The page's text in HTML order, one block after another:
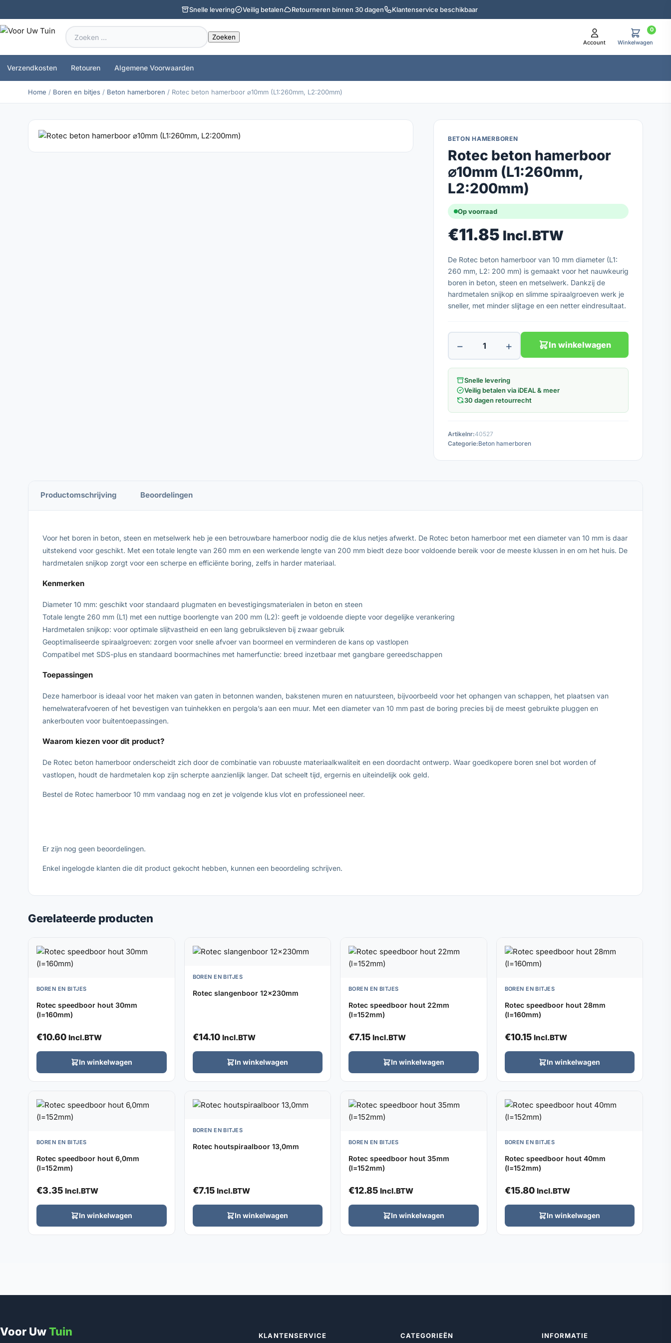
Snelle levering Veilig betalen Retourneren binnen 30 dagen Klantenservice beschikbaar
Zoeken
naar:
Account
0
Winkelwagen
Verzendkosten Retouren Algemene Voorwaarden
Home / Boren en bitjes / Beton hamerboren / Rotec beton hamerboor ⌀10mm (L1:260mm, L2:200mm)
BETON HAMERBOREN
Rotec beton hamerboor
⌀10mm (L1:260mm,
L2:200mm)
Op voorraad
€11.85 Incl.BTW
De Rotec beton hamerboor van 10 mm diameter (L1:
260 mm, L2: 200 mm) is gemaakt voor het nauwkeurig
boren in beton, steen en metselwerk. Dankzij de
hardmetalen snijkop en slimme spiraalgroeven werk je
sneller, met minder slijtage en een netter eindresultaat.
− + In winkelwagen
Snelle levering
Veilig betalen via iDEAL & meer
30 dagen retourrecht
Artikelnr:40527
Categorie:Beton hamerboren
Productomschrijving Beoordelingen
Voor het boren in beton, steen en metselwerk heb je een betrouwbare hamerboor nodig die de klus netjes afwerkt. De Rotec beton hamerboor met een diameter van 10 mm is daar
uitstekend voor geschikt. Met een totale lengte van 260 mm en een werkende lengte van 200 mm biedt deze boor voldoende bereik voor de meeste klussen in en om het huis. De
hardmetalen snijkop zorgt voor een scherpe en efficiënte boring, zelfs in harder materiaal.
Kenmerken
Diameter 10 mm: geschikt voor standaard plugmaten en bevestigingsmaterialen in beton en steen
Totale lengte 260 mm (L1) met een nuttige boorlengte van 200 mm (L2): geeft je voldoende diepte voor degelijke verankering
Hardmetalen snijkop: voor optimale slijtvastheid en een lang gebruiksleven bij zwaar gebruik
Geoptimaliseerde spiraalgroeven: zorgen voor snelle afvoer van boormeel en verminderen de kans op vastlopen
Compatibel met SDS-plus en standaard boormachines met hamerfunctie: breed inzetbaar met gangbare gereedschappen
Toepassingen
Deze hamerboor is ideaal voor het maken van gaten in betonnen wanden, bakstenen muren en natuursteen, bijvoorbeeld voor het ophangen van schappen, het plaatsen van
hemelwaterafvoeren of het bevestigen van tuinhekken en pergola’s aan een muur. Met een diameter van 10 mm past de boring precies bij de meest gebruikte pluggen en
ankerbouten voor buitentoepassingen.
Waarom kiezen voor dit product?
De Rotec beton hamerboor onderscheidt zich door de combinatie van robuuste materiaalkwaliteit en een doordacht ontwerp. Waar goedkopere boren snel bot worden of
vastlopen, houdt de hardmetalen kop zijn scherpte aanzienlijk langer. Dat scheelt tijd, ergernis en uiteindelijk ook geld.
Bestel de Rotec hamerboor 10 mm vandaag nog en zet je volgende klus vlot en professioneel neer.
Er zijn nog geen beoordelingen.
Enkel ingelogde klanten die dit product gekocht hebben, kunnen een beoordeling schrijven.
Gerelateerde producten
BOREN EN BITJES
Rotec speedboor hout 30mm
(l=160mm)
€10.60 Incl.BTW
In winkelwagen
BOREN EN BITJES
Rotec slangenboor 12x230mm
€14.10 Incl.BTW
In winkelwagen
BOREN EN BITJES
Rotec speedboor hout 22mm
(l=152mm)
€7.15 Incl.BTW
In winkelwagen
BOREN EN BITJES
Rotec speedboor hout 28mm
(l=160mm)
€10.15 Incl.BTW
In winkelwagen
BOREN EN BITJES
Rotec speedboor hout 6,0mm
(l=152mm)
€3.35 Incl.BTW
In winkelwagen
BOREN EN BITJES
Rotec houtspiraalboor 13,0mm
€7.15 Incl.BTW
In winkelwagen
BOREN EN BITJES
Rotec speedboor hout 35mm
(l=152mm)
€12.85 Incl.BTW
In winkelwagen
BOREN EN BITJES
Rotec speedboor hout 40mm
(l=152mm)
€15.80 Incl.BTW
In winkelwagen
Voor UwTuin KLANTENSERVICE CATEGORIEËN INFORMATIE